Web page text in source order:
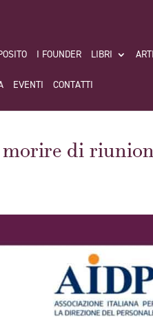
I FOUNDER LIBRI
EVENTI CONTATTI
di